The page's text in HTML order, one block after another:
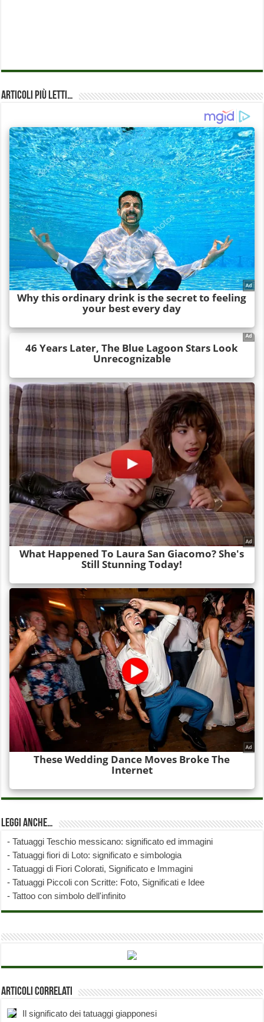
Articoli più Letti…
Leggi anche…
-Tatuaggi Teschio messicano: significato ed immagini
-Tatuaggi fiori di Loto: significato e simbologia
-Tatuaggi di Fiori Colorati, Significato e Immagini
-Tatuaggi Piccoli con Scritte: Foto, Significati e Idee
-Tattoo con simbolo dell'infinito
Articoli correlati
Il significato dei tatuaggi giapponesi